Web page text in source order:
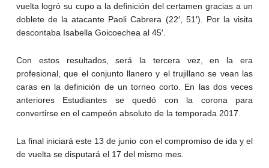
vuelta logró su cupo a la definición del certamen gracias a un
doblete de la atacante Paoli Cabrera (22′, 51′). Por la visita
descontaba Isabella Goicoechea al 45′.
Con estos resultados, será la tercera vez, en la era
profesional, que el conjunto llanero y el trujillano se vean las
caras en la definición de un torneo corto. En las dos veces
anteriores Estudiantes se quedó con la corona para
convertirse en el campeón absoluto de la temporada 2017.
La final iniciará este 13 de junio con el compromiso de ida y el
de vuelta se disputará el 17 del mismo mes.